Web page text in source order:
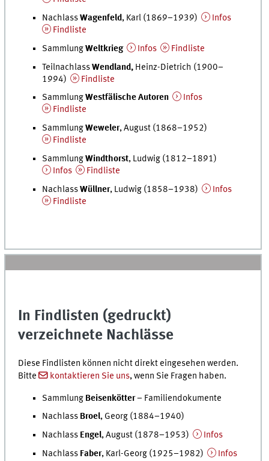
NachlassWagenfeld, Karl (1869–1939)
Infos
Findliste
SammlungWeltkrieg Infos
Findliste
TeilnachlassWendland, Heinz-Dietrich (1900–
1994)
Findliste
SammlungWestfälische Autoren
Infos
Findliste
SammlungWeweler, August (1868–1952)
Findliste
SammlungWindthorst, Ludwig (1812–1891)
Infos
Findliste
NachlassWüllner, Ludwig (1858–1938)
Infos
Findliste
In Findlisten (gedruckt)
verzeichnete Nachlässe
Diese Findlisten können nicht direkt eingesehen werden.
Bitte
kontaktieren Sie uns, wenn Sie Fragen haben.
Sammlung Beisenkötter– Familiendokumente
Nachlass Broel, Georg (1884–1940)
Nachlass Engel, August (1878–1953)
Infos
Nachlass Faber, Karl-Georg (1925–1982)
Infos